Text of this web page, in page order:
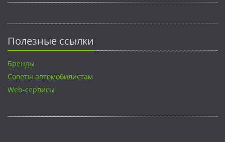
Полезные ссылки
Бренды
Советы автомобилистам
Web-сервисы